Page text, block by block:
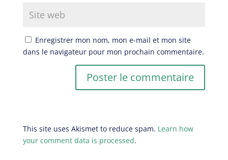
Enregistrer mon nom, mon e-mail et mon site
dans le navigateur pour mon prochain commentaire.
This site uses Akismet to reduce spam. Learn how
your comment data is processed.